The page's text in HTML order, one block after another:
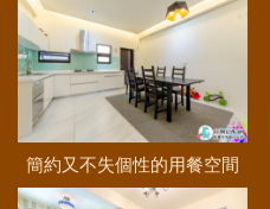
簡約又不失個性的用餐空間